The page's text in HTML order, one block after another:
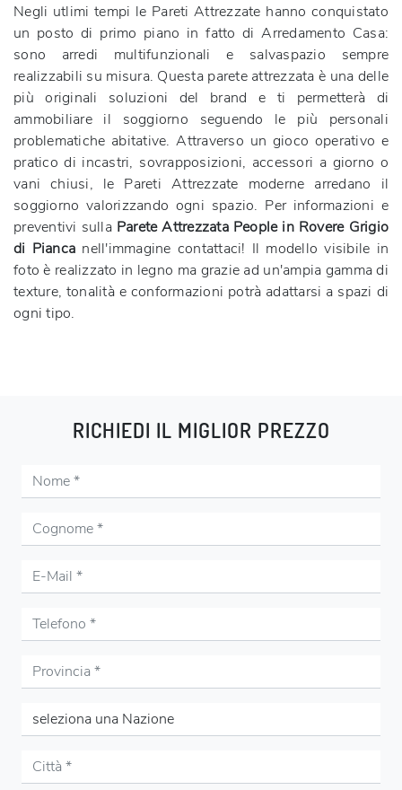
Negli utlimi tempi le Pareti Attrezzate hanno conquistato
un posto di primo piano in fatto di Arredamento Casa:
sono arredi multifunzionali e salvaspazio sempre
realizzabili su misura. Questa parete attrezzata è una delle
più originali soluzioni del brand e ti permetterà di
ammobiliare il soggiorno seguendo le più personali
problematiche abitative. Attraverso un gioco operativo e
pratico di incastri, sovrapposizioni, accessori a giorno o
vani chiusi, le Pareti Attrezzate moderne arredano il
soggiorno valorizzando ogni spazio. Per informazioni e
preventivi sulla Parete Attrezzata People in Rovere Grigio
di Pianca nell'immagine contattaci! Il modello visibile in
foto è realizzato in legno ma grazie ad un'ampia gamma di
texture, tonalità e conformazioni potrà adattarsi a spazi di
ogni tipo.
RICHIEDI IL MIGLIOR PREZZO